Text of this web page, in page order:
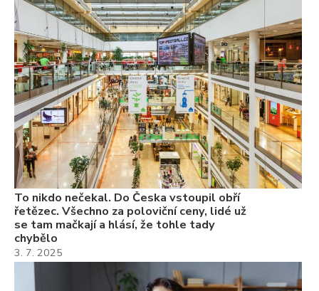
To nikdo nečekal. Do Česka vstoupil obří
řetězec. Všechno za poloviční ceny, lidé už
se tam mačkají a hlásí, že tohle tady
chybělo
3. 7. 2025